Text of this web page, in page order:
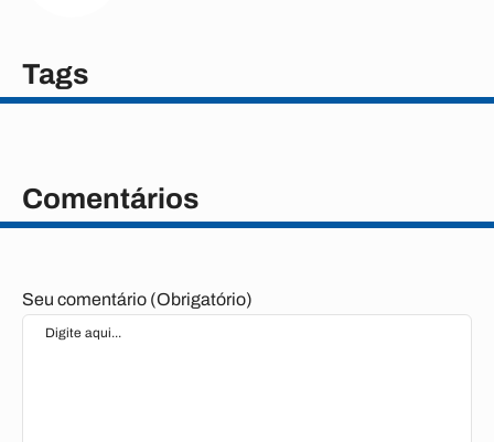
Tags
Comentários
Seu comentário (Obrigatório)